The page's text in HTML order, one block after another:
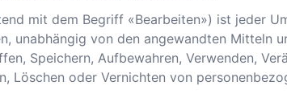
mit dem Begriff «Bearbeiten») ist jeder
unabhängig von den angewandten Mitteln
Speichern, Aufbewahren, Verwenden,
Löschen oder Vernichten von